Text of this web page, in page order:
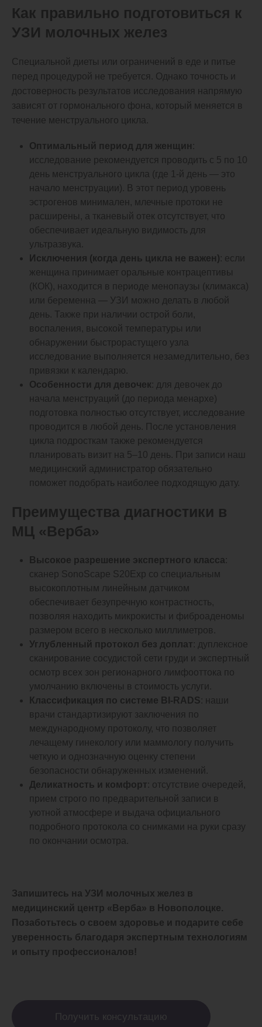
Как правильно подготовиться к
УЗИ молочных желез
Специальной диеты или ограничений в еде и питье
перед процедурой не требуется. Однако точность и
достоверность результатов исследования напрямую
зависят от гормонального фона, который меняется в
течение менструального цикла.
Оптимальный период для женщин :
исследование рекомендуется проводить с 5 по 10
день менструального цикла (где 1-й день — это
начало менструации). В этот период уровень
эстрогенов минимален, млечные протоки не
расширены, а тканевый отек отсутствует, что
обеспечивает идеальную видимость для
ультразвука.
Исключения (когда день цикла не важен): если
женщина принимает оральные контрацептивы
(КОК), находится в периоде менопаузы (климакса)
или беременна — УЗИ можно делать в любой
день. Также при наличии острой боли,
воспаления, высокой температуры или
обнаружении быстрорастущего узла
исследование выполняется незамедлительно, без
привязки к календарю.
Особенности для девочек: для девочек до
начала менструаций (до периода менархе)
подготовка полностью отсутствует, исследование
проводится в любой день. После установления
цикла подросткам также рекомендуется
планировать визит на 5–10 день. При записи наш
медицинский администратор обязательно
поможет подобрать наиболее подходящую дату.
Преимущества диагностики в
МЦ «Верба»
Высокое разрешение экспертного класса:
сканер SonoScape S20Exp со специальным
высокоплотным линейным датчиком
обеспечивает безупречную контрастность,
позволяя находить микрокисты и фиброаденомы
размером всего в несколько миллиметров.
Углубленный протокол без доплат: дуплексное
сканирование сосудистой сети груди и экспертный
осмотр всех зон регионарного лимфооттока по
умолчанию включены в стоимость услуги.
Классификация по системе BI-RADS: наши
врачи стандартизируют заключения по
международному протоколу, что позволяет
лечащему гинекологу или маммологу получить
четкую и однозначную оценку степени
безопасности обнаруженных изменений.
Деликатность и комфорт: отсутствие очередей,
прием строго по предварительной записи в
уютной атмосфере и выдача официального
подробного протокола со снимками на руки сразу
по окончании осмотра.
Запишитесь на УЗИ молочных желез в
медицинский центр «Верба» в Новополоцке.
Позаботьтесь о своем здоровье и подарите себе
уверенность благодаря экспертным технологиям
и опыту профессионалов!
Получить консультацию